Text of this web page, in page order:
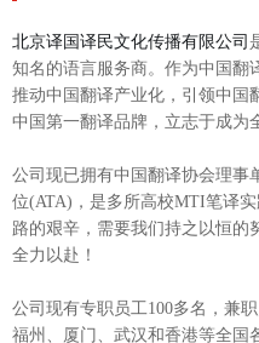
北京译国译民文化传播有限公司
知名的语言服务商。作为中国翻
推动中国翻译产业化，引领中国
中国第一翻译品牌，立志于成为
公司现已拥有中国翻译协会理事
位(ATA)，是多所高校MTI笔译
路的艰辛，需要我们持之以恒的
全力以赴！
公司现有专职员工100多名，兼
福州、厦门、武汉和香港等全国